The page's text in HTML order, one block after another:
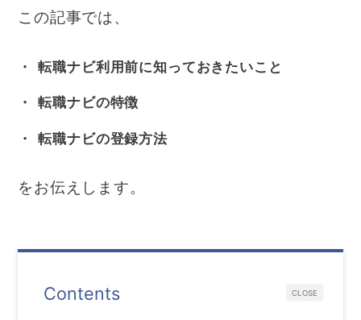
この記事では、
転職ナビ利用前に知っておきたいこと
転職ナビの特徴
転職ナビの登録方法
をお伝えします。
CLOSE
Contents